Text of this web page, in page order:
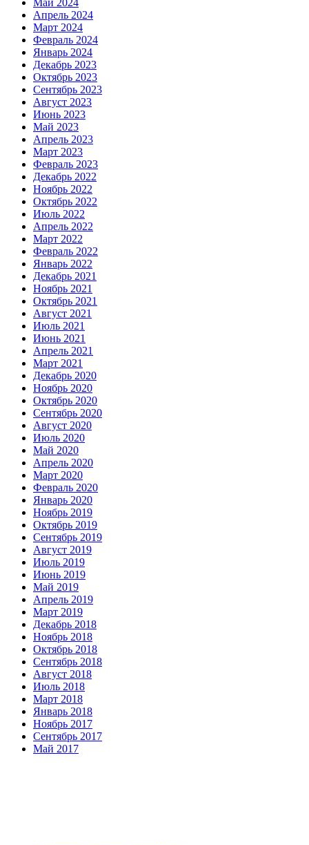
Апрель 2024
Март 2024
Февраль 2024
Январь 2024
Декабрь 2023
Октябрь 2023
Сентябрь 2023
Август 2023
Июнь 2023
Май 2023
Апрель 2023
Март 2023
Февраль 2023
Декабрь 2022
Ноябрь 2022
Октябрь 2022
Июль 2022
Апрель 2022
Март 2022
Февраль 2022
Январь 2022
Декабрь 2021
Ноябрь 2021
Октябрь 2021
Август 2021
Июль 2021
Июнь 2021
Апрель 2021
Март 2021
Декабрь 2020
Ноябрь 2020
Октябрь 2020
Сентябрь 2020
Август 2020
Июль 2020
Май 2020
Апрель 2020
Март 2020
Февраль 2020
Январь 2020
Ноябрь 2019
Октябрь 2019
Сентябрь 2019
Август 2019
Июль 2019
Июнь 2019
Май 2019
Апрель 2019
Март 2019
Декабрь 2018
Ноябрь 2018
Октябрь 2018
Сентябрь 2018
Август 2018
Июль 2018
Март 2018
Январь 2018
Ноябрь 2017
Сентябрь 2017
Май 2017